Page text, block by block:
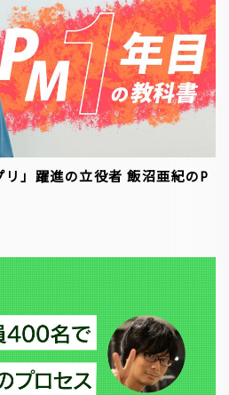
リ」躍進の立役者 飯沼亜紀のP